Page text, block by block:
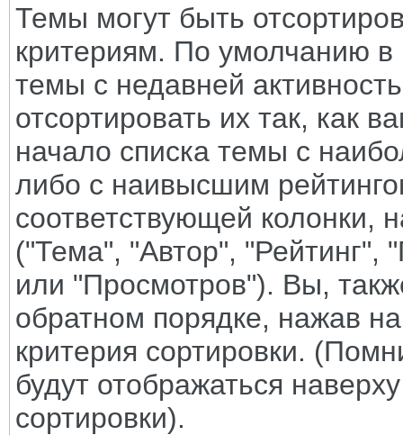
Темы могут быть
критериям. По умолчанию в
темы с недавней
отсортировать их так, как
начало списка темы с
либо с наивысшим
соответствующей колонки,
("Тема", "Автор", "Рейтинг",
или "Просмотров"). Вы,
обратном порядке, нажав
критерия сортировки.
будут отображаться
сортировки).